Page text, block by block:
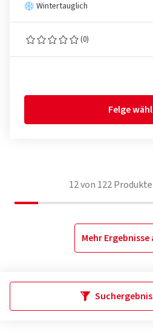
Wintertauglich
(0)
Felge
12von 122
Mehr